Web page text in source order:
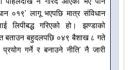
०१९' लागू भएपछि मात्र संविधान
लिपीबद्ध गरिएको हो। झण्डाको
बताउन बहुदलपछि ०४९ बैशाख ८ गते
प्रयोग गर्ने र बनाउने नीति' नै जारी